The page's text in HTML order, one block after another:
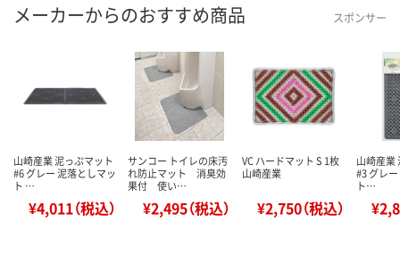
メーカーからのおすすめ商品 スポンサー
山崎産業 泥っぷマット
#6 グレー 泥落としマッ
ト …
¥4,011（税込）
サンコー トイレの床汚
れ防止マット 消臭効
果付 使い…
¥2,495（税込）
VC ハードマット S 1枚
山崎産業
¥2,750（税込）
山崎産業
#3 グレ
ト…